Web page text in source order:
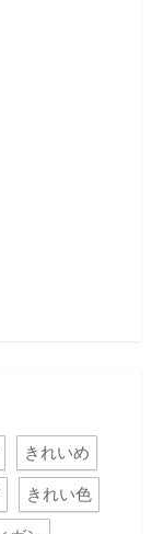
きれいめ
きれい色